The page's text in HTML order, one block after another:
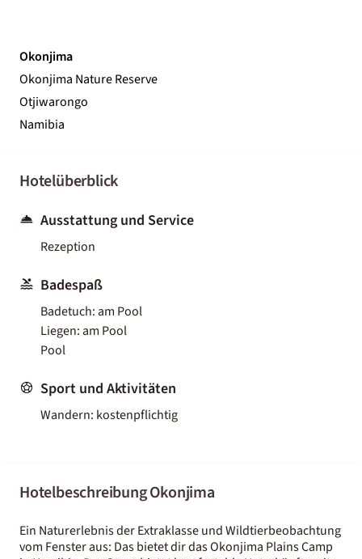
Okonjima
Okonjima Nature Reserve
Otjiwarongo
Namibia
Hotelüberblick
Ausstattung und Service
Rezeption
Badespaß
Badetuch: am Pool
Liegen: am Pool
Pool
Sport und Aktivitäten
Wandern: kostenpflichtig
Hotelbeschreibung Okonjima
Ein Naturerlebnis der Extraklasse und Wildtierbeobachtung
vom Fenster aus: Das bietet dir das Okonjima Plains Camp